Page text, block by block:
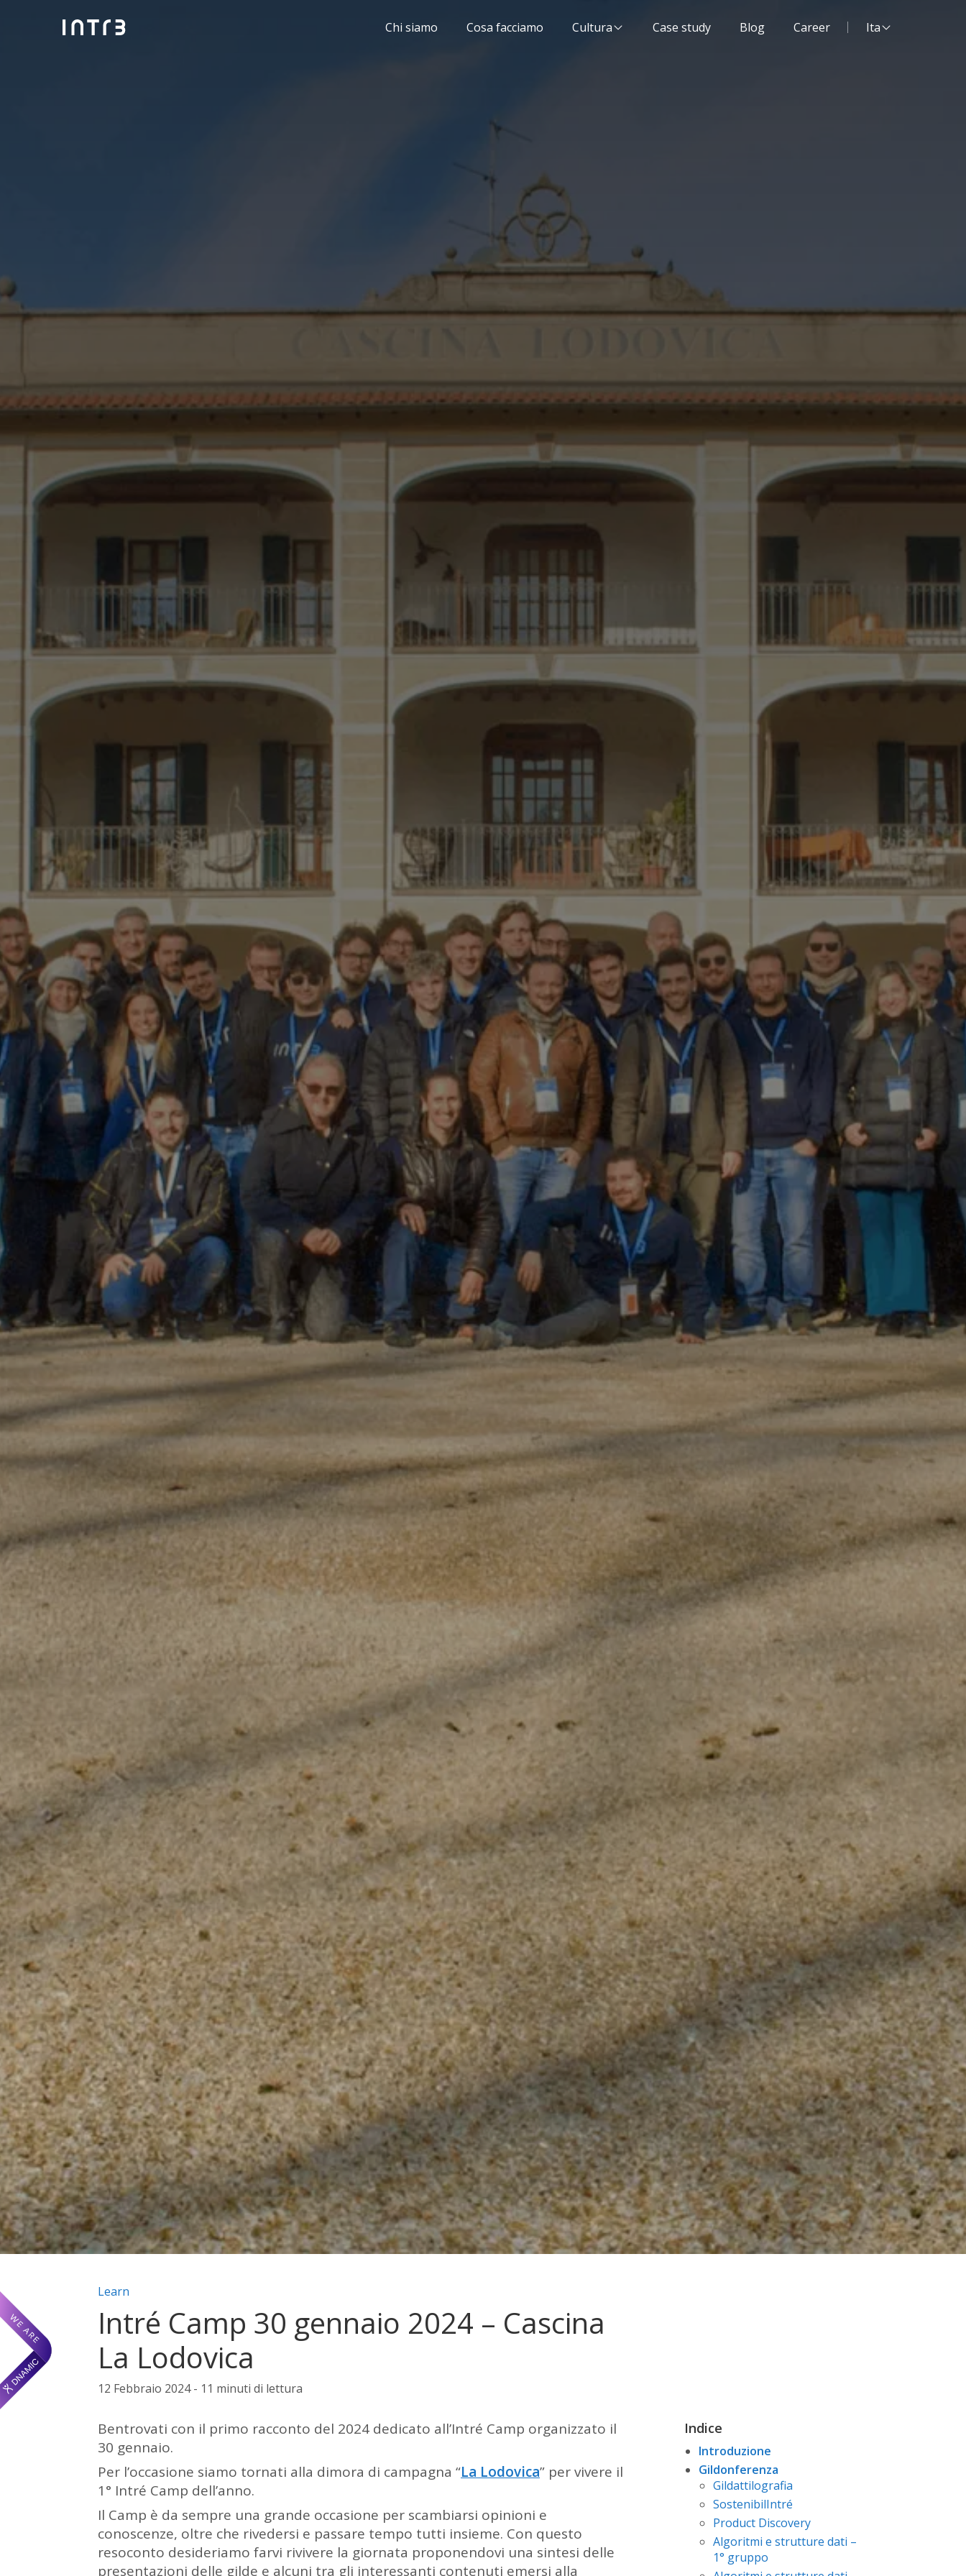
Chi siamo Cosa facciamo Cultura Case study Blog Career Lingua del sito:
Ita
Categorie articolo:
Learn
Intré Camp 30 gennaio 2024 – Cascina
La Lodovica
12 Febbraio 2024 - 11 minuti di lettura
Indice
Introduzione
Gildonferenza
Gildattilografia
SostenibilIntré
Product Discovery
Algoritmi e strutture dati –
1° gruppo
Bentrovati con il primo racconto del 2024 dedicato all’Intré Camp organizzato il
30 gennaio.
Per l’occasione siamo tornati alla dimora di campagna “La Lodovica” per vivere il
1° Intré Camp dell’anno.
Il Camp è da sempre una grande occasione per scambiarsi opinioni e
conoscenze, oltre che rivedersi e passare tempo tutti insieme. Con questo
resoconto desideriamo farvi rivivere la giornata proponendovi una sintesi delle
presentazioni delle gilde e alcuni tra gli interessanti contenuti emersi alla